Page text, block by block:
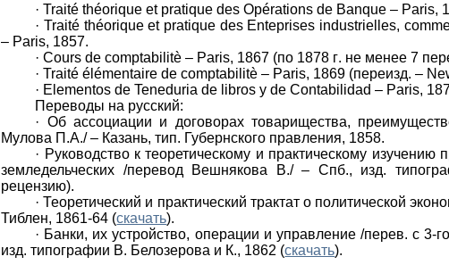
· Traité théorique et pratique des Opérations de Banque – Paris,
· Traitéthéorique et pratique des Enteprises industrielles,
– Paris, 1857.
· Cours de comptabilitè– Paris, 1867 (по 1878 г. не менее 7
· Traité élémentaire de comptabilitè – Paris, 1869 (переизд. –
· Elementos de Teneduria de libros y de Contabilidad – Paris,
Переводы на русский:
· Об ассоциации и договорах товарищества,
Мулова П.А./ – Казань, тип. Губернского правления, 1858.
· Руководство к теоретическому и практическому
земледельческих /перевод Вешнякова В./ – Спб., изд.
рецензию).
· Теоретический и практический трактат о политической
Тиблен, 1861-64 (скачать).
· Банки, их устройство, операции и управление /перев. с
изд. типографии В. Белозерова и К., 1862 (скачать).